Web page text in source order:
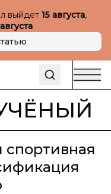
выйдет 15 августа,